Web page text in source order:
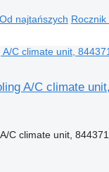
Od najtańszych
A/C climate
C climate unit,